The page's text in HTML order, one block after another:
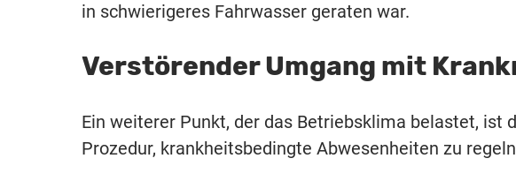
in schwierigeres Fahrwasser geraten war.
Verstörender Umgang mit
Ein weiterer Punkt, der das Betriebsklima belastet, ist
Prozedur, krankheitsbedingte Abwesenheiten zu